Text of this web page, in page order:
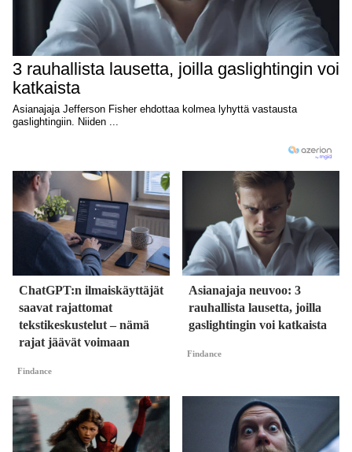
ChatGPT:n ilmaiskäyttäjät
saavat rajattomat
tekstikeskustelut – nämä
rajat jäävät voimaan
Findance
Asianajaja neuvoo: 3
rauhallista lausetta, joilla
gaslightingin voi katkaista
Findance